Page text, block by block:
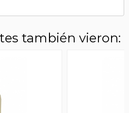
también vieron: